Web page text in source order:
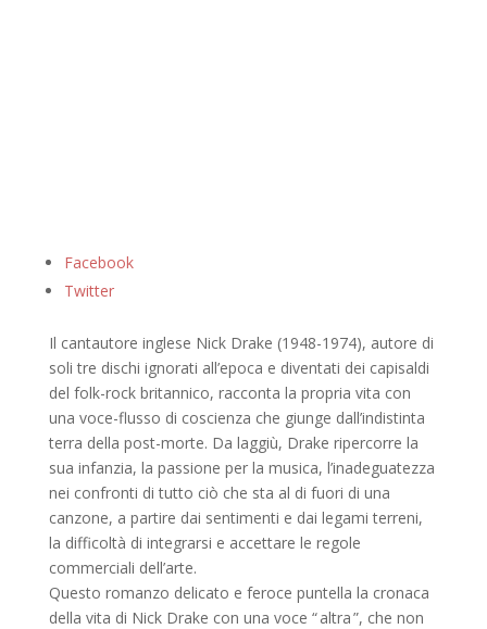
Facebook
Twitter
Il cantautore inglese Nick Drake (1948-1974), autore di
soli tre dischi ignorati all’epoca e diventati dei capisaldi
del folk-rock britannico, racconta la propria vita con
una voce-flusso di coscienza che giunge dall’indistinta
terra della post-morte. Da laggiù, Drake ripercorre la
sua infanzia, la passione per la musica, l’inadeguatezza
nei confronti di tutto ciò che sta al di fuori di una
canzone, a partire dai sentimenti e dai legami terreni,
la difficoltà di integrarsi e accettare le regole
commerciali dell’arte.
Questo romanzo delicato e feroce puntella la cronaca
della vita di Nick Drake con una voce “ altra ”, che non